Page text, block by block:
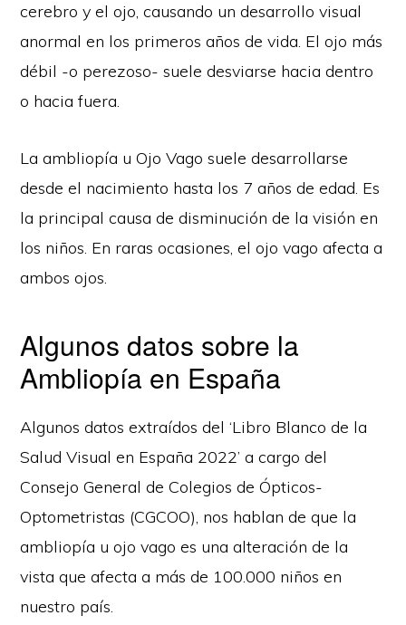
cerebro y el ojo, causando un desarrollo visual
anormal en los primeros años de vida. El ojo más
débil -o perezoso- suele desviarse hacia dentro
o hacia fuera.
La ambliopía u Ojo Vago suele desarrollarse
desde el nacimiento hasta los 7 años de edad. Es
la principal causa de disminución de la visión en
los niños. En raras ocasiones, el ojo vago afecta a
ambos ojos.
Algunos datos sobre la
Ambliopía en España
Algunos datos extraídos del ‘Libro Blanco de la
Salud Visual en España 2022’ a cargo del
Consejo General de Colegios de Ópticos-
Optometristas (CGCOO), nos hablan de que la
ambliopía u ojo vago es una alteración de la
vista que afecta a más de 100.000 niños en
nuestro país.